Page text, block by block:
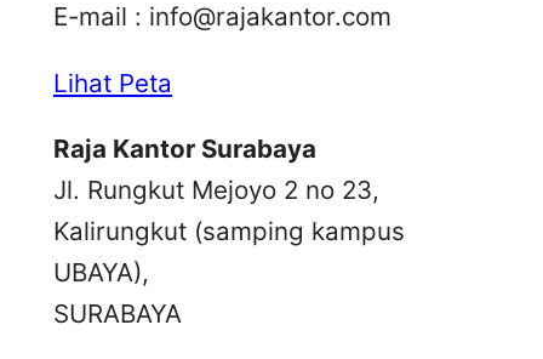
E-mail : info@rajakantor.com
Lihat Peta
Raja Kantor Surabaya
Jl. Rungkut Mejoyo 2 no 23,
Kalirungkut (samping kampus
UBAYA),
SURABAYA